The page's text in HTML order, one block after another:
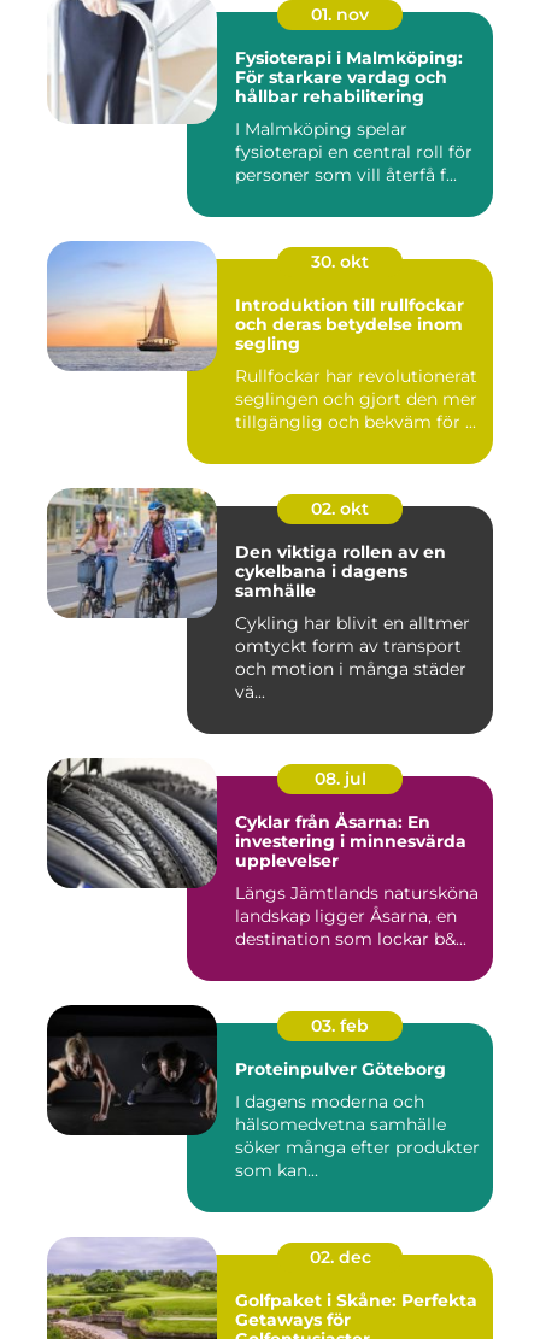
01. nov
Fysioterapi i Malmköping:
För starkare vardag och
hållbar rehabilitering
I Malmköping spelar
fysioterapi en central roll för
personer som vill återfå f...
30. okt
Introduktion till rullfockar
och deras betydelse inom
segling
Rullfockar har revolutionerat
seglingen och gjort den mer
tillgänglig och bekväm för ...
02. okt
Den viktiga rollen av en
cykelbana i dagens
samhälle
Cykling har blivit en alltmer
omtyckt form av transport
och motion i många städer
vä...
08. jul
Cyklar från Åsarna: En
investering i minnesvärda
upplevelser
Längs Jämtlands natursköna
landskap ligger Åsarna, en
destination som lockar b&...
03. feb
Proteinpulver Göteborg
I dagens moderna och
hälsomedvetna samhälle
söker många efter produkter
som kan...
02. dec
Golfpaket i Skåne: Perfekta
Getaways för